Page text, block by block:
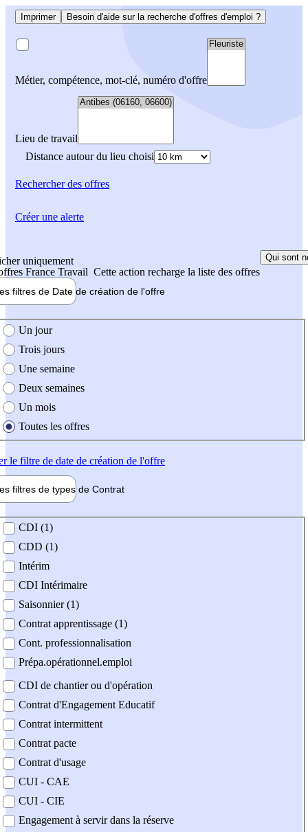
Imprimer Besoin d'aide sur la recherche d'offres d'emploi ?
Métier, compétence, mot-clé, numéro d'offre
Lieu de travail
Distance autour du lieu choisi
Rechercherdes offres
uniquement
France Travail Cette action recharge la liste des offres
Qui sont
filtres de Date de création de l'offre
création de l'offre
Un jour
Trois jours
Une semaine
Deux semaines
Un mois
Toutes les offres
le filtre de date de création de l'offre
filtres de types de Contrat
contrat
CDI (1)
CDD (1)
Intérim
CDI Intérimaire
Saisonnier (1)
Contrat apprentissage (1)
Cont. professionnalisation
Prépa.opérationnel.emploi
CDI de chantier ou d'opération
Contrat d'Engagement Educatif
Contrat intermittent
Contrat pacte
Contrat d'usage
CUI - CAE
CUI - CIE
Engagement à servir dans la réserve
Créer une alerte